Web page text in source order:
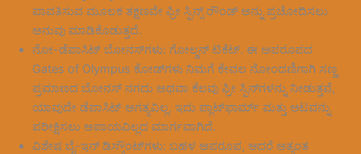
ಪಾವತಿಸುವ ಮೂಲಕ ತಕ್ಷಣವೇ ಫ್ರೀ ಸ್ಪಿನ್ಸ್ ರೌಂಡ್ ಅನ್ನು ಪ್ರಚೋದಿಸಲು
ಅನುವು ಮಾಡಿಕೊಡುತ್ತದೆ.
ನೋ-ಡೆಪಾಸಿಟ್ ಬೋನಸ್‌ಗಳು: ಗೋಲ್ಡನ್ ಟಿಕೆಟ್. ಈ ಅಪರೂಪದ
Gates of Olympus ಕೋಡ್‌ಗಳು ನಿಮಗೆ ಕೇವಲ ನೋಂದಣಿಗಾಗಿ ಸಣ್ಣ
ಪ್ರಮಾಣದ ಬೋನಸ್ ನಗದು ಅಥವಾ ಕೆಲವು ಫ್ರೀ ಸ್ಪಿನ್‌ಗಳನ್ನು ನೀಡುತ್ತವೆ,
ಯಾವುದೇ ಡೆಪಾಸಿಟ್ ಅಗತ್ಯವಿಲ್ಲ. ಇದು ಪ್ಲಾಟ್‌ಫಾರ್ಮ್ ಮತ್ತು ಆಟವನ್ನು
ಪರೀಕ್ಷಿಸಲು ಅಪಾಯವಿಲ್ಲದ ಮಾರ್ಗವಾಗಿದೆ.
ವಿಶೇಷ ಬೈ-ಇನ್ ಡಿಸ್ಕೌಂಟ್‌ಗಳು: ಬಹಳ ಅಪರೂಪ, ಆದರೆ ಅತ್ಯಂತ